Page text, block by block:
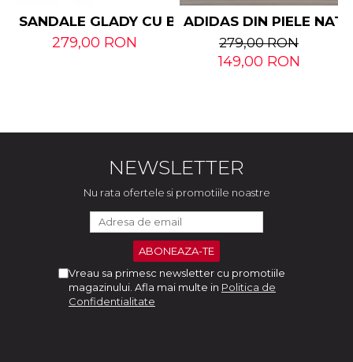
SANDALE GLADY CU BARETE DIN PIELE
279,00 RON
ADIDAS DIN PIELE
279,00 RON
149,00 RON
NEWSLETTER
Nu rata ofertele si promotiile noastre
Vreau sa primesc newsletter cu promotiile
magazinului. Afla mai multe in Politica de
Confidentialitate